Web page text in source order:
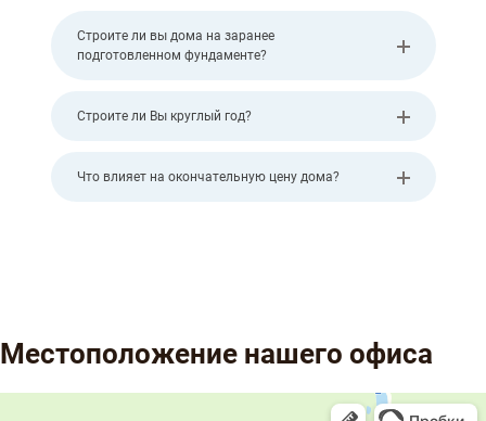
Строите ли вы дома на заранее
подготовленном фундаменте?
Строите ли Вы круглый год?
Что влияет на окончательную цену дома?
Местоположение нашего офиса